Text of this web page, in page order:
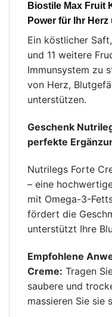
Biostile Max Fruit
Power für Ihr
Ein köstlicher
und 11 weitere
Immunsystem zu
von Herz,
unterstützen.
Geschenk
perfekte
Nutrilegs Forte
– eine
mit Omega-3-
fördert die
unterstützt Ihre
Empfohlene
Creme: Tragen
saubere und
massieren Sie sie